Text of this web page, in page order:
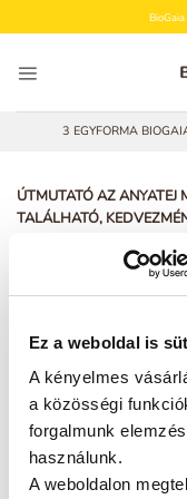
Ez a weboldal is
A kényelmes
a közösségi
forgalmunk
használunk.
A weboldalon
to
3 EGYFORMA
ÚTMUTATÓ AZ ANYATEJ
TALÁLHATÓ,
(i) Az ANYATEJ20B
termékekre vonatkozó, a
rendelhető, de az adott
BioGaia Baby vagy
(ii) A kupont az online
szükséges rögzíteni, a
átvételnél utólag nem
webshopban a